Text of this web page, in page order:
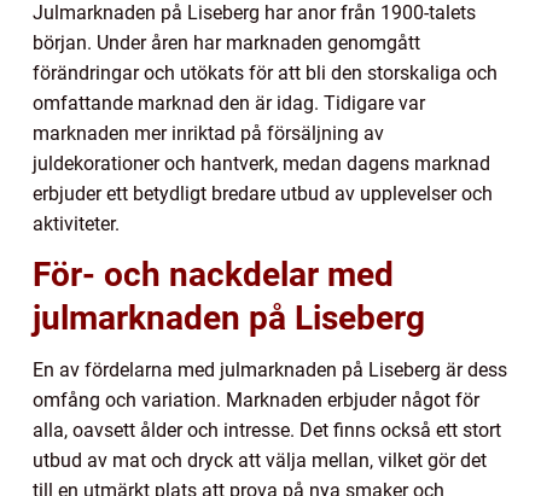
Julmarknaden på Liseberg har anor från 1900-talets
början. Under åren har marknaden genomgått
förändringar och utökats för att bli den storskaliga och
omfattande marknad den är idag. Tidigare var
marknaden mer inriktad på försäljning av
juldekorationer och hantverk, medan dagens marknad
erbjuder ett betydligt bredare utbud av upplevelser och
aktiviteter.
För- och nackdelar med
julmarknaden på Liseberg
En av fördelarna med julmarknaden på Liseberg är dess
omfång och variation. Marknaden erbjuder något för
alla, oavsett ålder och intresse. Det finns också ett stort
utbud av mat och dryck att välja mellan, vilket gör det
till en utmärkt plats att prova på nya smaker och